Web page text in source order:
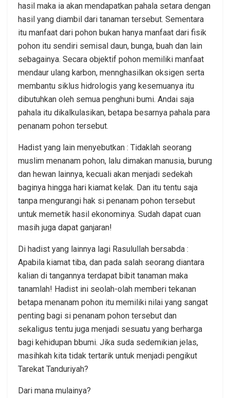
hasil maka ia akan mendapatkan pahala setara dengan
hasil yang diambil dari tanaman tersebut. Sementara
itu manfaat dari pohon bukan hanya manfaat dari fisik
pohon itu sendiri semisal daun, bunga, buah dan lain
sebagainya. Secara objektif pohon memiliki manfaat
mendaur ulang karbon, mennghasilkan oksigen serta
membantu siklus hidrologis yang kesemuanya itu
dibutuhkan oleh semua penghuni bumi. Andai saja
pahala itu dikalkulasikan, betapa besarnya pahala para
penanam pohon tersebut.
Hadist yang lain menyebutkan : Tidaklah seorang
muslim menanam pohon, lalu dimakan manusia, burung
dan hewan lainnya, kecuali akan menjadi sedekah
baginya hingga hari kiamat kelak. Dan itu tentu saja
tanpa mengurangi hak si penanam pohon tersebut
untuk memetik hasil ekonominya. Sudah dapat cuan
masih juga dapat ganjaran!
Di hadist yang lainnya lagi Rasulullah bersabda :
Apabila kiamat tiba, dan pada salah seorang diantara
kalian di tangannya terdapat bibit tanaman maka
tanamlah! Hadist ini seolah-olah memberi tekanan
betapa menanam pohon itu memiliki nilai yang sangat
penting bagi si penanam pohon tersebut dan
sekaligus tentu juga menjadi sesuatu yang berharga
bagi kehidupan bbumi. Jika suda sedemikian jelas,
masihkah kita tidak tertarik untuk menjadi pengikut
Tarekat Tanduriyah?
Dari mana mulainya?